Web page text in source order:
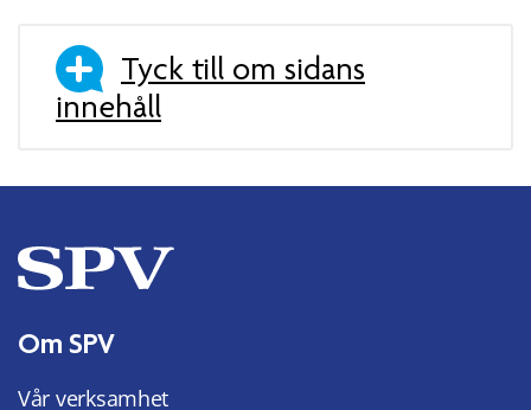
Tyck till om sidans
innehåll
Om SPV
Vår verksamhet